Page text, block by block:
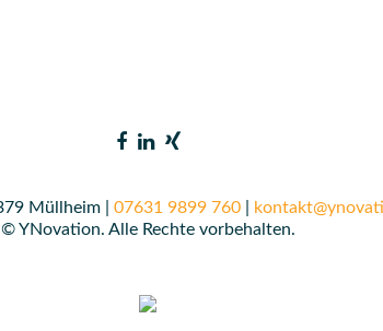
Müllheim | 07631 9899 760|
© YNovation. Alle Rechte vorbehalten.